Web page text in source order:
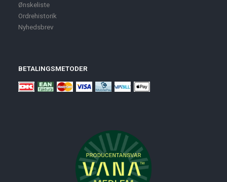
Ønskeliste
Ordrehistorik
Nyhedsbrev
BETALINGSMETODER